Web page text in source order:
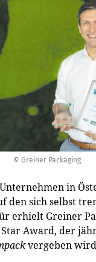
© Greiner Packaging
in
den sich selbst
erhielt Greiner
Star Award, der
vergeben